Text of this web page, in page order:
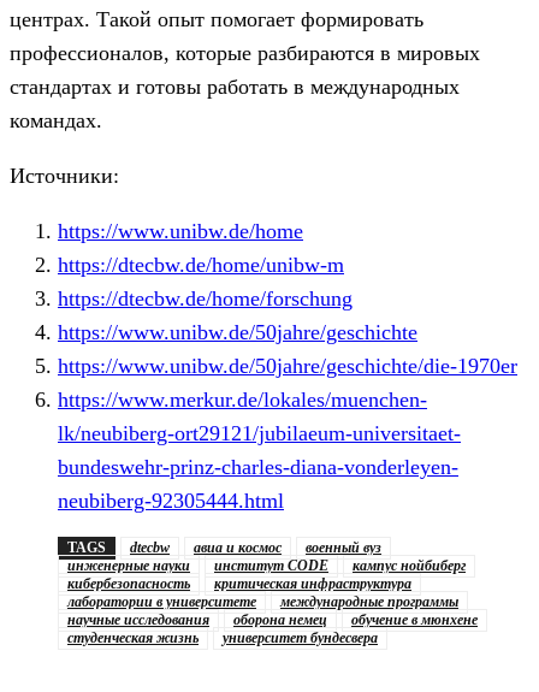
центрах. Такой опыт помогает формировать
профессионалов, которые разбираются в мировых
стандартах и ​​готовы работать в международных
командах.
Источники:
https://www.unibw.de/home
https://dtecbw.de/home/unibw-m
https://dtecbw.de/home/forschung
https://www.unibw.de/50jahre/geschichte
https://www.unibw.de/50jahre/geschichte/die-1970er
https://www.merkur.de/lokales/muenchen-
lk/neubiberg-ort29121/jubilaeum-universitaet-
bundeswehr-prinz-charles-diana-vonderleyen-
neubiberg-92305444.html
TAGS dtecbw авиа и космос
военный вуз
инженерные науки
институт CODE
кампус нойбиберг
кибербезопасность
критическая инфраструктура
лаборатории в университете
международные программы
научные исследования
оборона немец
обучение в мюнхене
студенческая жизнь
университет бундесвера